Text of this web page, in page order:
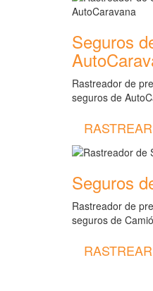
Seguros
Rastreador de
seguros de
RASTREAR
Seguros
Rastreador de
seguros de
RASTREAR